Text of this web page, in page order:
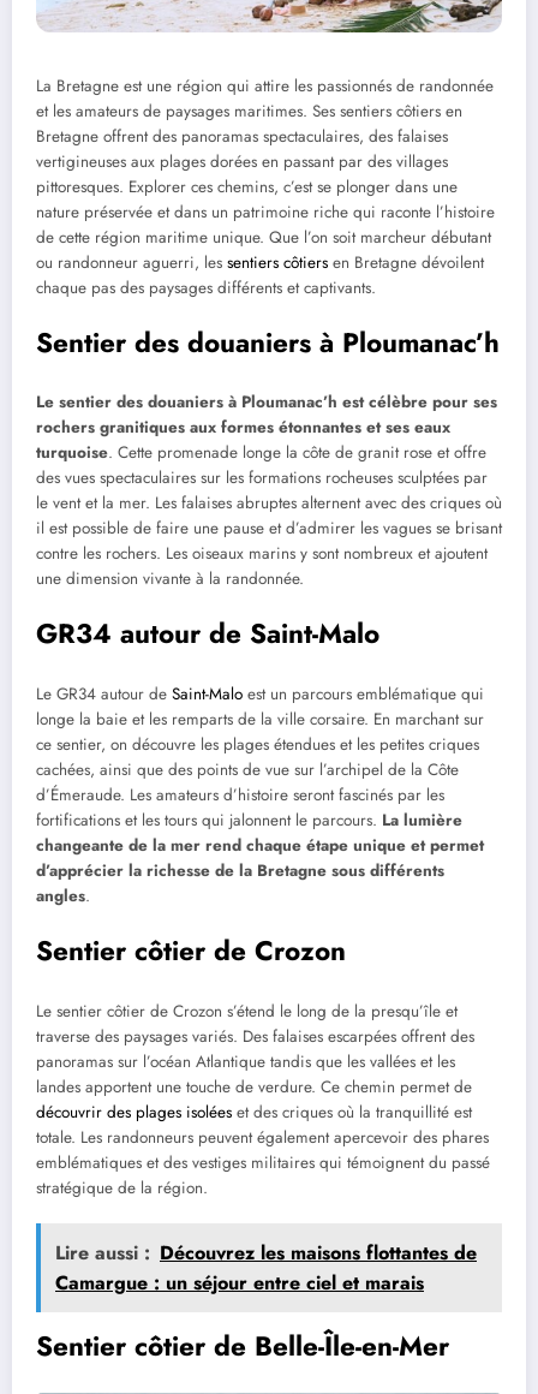
La Bretagne est une région qui attire les passionnés de randonnée
et les amateurs de paysages maritimes. Ses sentiers côtiers en
Bretagne offrent des panoramas spectaculaires, des falaises
vertigineuses aux plages dorées en passant par des villages
pittoresques. Explorer ces chemins, c’est se plonger dans une
nature préservée et dans un patrimoine riche qui raconte l’histoire
de cette région maritime unique. Que l’on soit marcheur débutant
ou randonneur aguerri, les sentiers côtiers en Bretagne dévoilent
chaque pas des paysages différents et captivants.
Sentier des douaniers à Ploumanac’h
Le sentier des douaniers à Ploumanac’h est célèbre pour ses
rochers granitiques aux formes étonnantes et ses eaux
turquoise. Cette promenade longe la côte de granit rose et offre
des vues spectaculaires sur les formations rocheuses sculptées par
le vent et la mer. Les falaises abruptes alternent avec des criques où
il est possible de faire une pause et d’admirer les vagues se brisant
contre les rochers. Les oiseaux marins y sont nombreux et ajoutent
une dimension vivante à la randonnée.
GR34 autour de Saint-Malo
Le GR34 autour de Saint-Malo est un parcours emblématique qui
longe la baie et les remparts de la ville corsaire. En marchant sur
ce sentier, on découvre les plages étendues et les petites criques
cachées, ainsi que des points de vue sur l’archipel de la Côte
d’Émeraude. Les amateurs d’histoire seront fascinés par les
fortifications et les tours qui jalonnent le parcours. La lumière
changeante de la mer rend chaque étape unique et permet
d’apprécier la richesse de la Bretagne sous différents
angles.
Sentier côtier de Crozon
Le sentier côtier de Crozon s’étend le long de la presqu’île et
traverse des paysages variés. Des falaises escarpées offrent des
panoramas sur l’océan Atlantique tandis que les vallées et les
landes apportent une touche de verdure. Ce chemin permet de
découvrir des plages isolées et des criques où la tranquillité est
totale. Les randonneurs peuvent également apercevoir des phares
emblématiques et des vestiges militaires qui témoignent du passé
stratégique de la région.
Lire aussi : Découvrez les maisons flottantes de
Camargue : un séjour entre ciel et marais
Sentier côtier de Belle-Île-en-Mer